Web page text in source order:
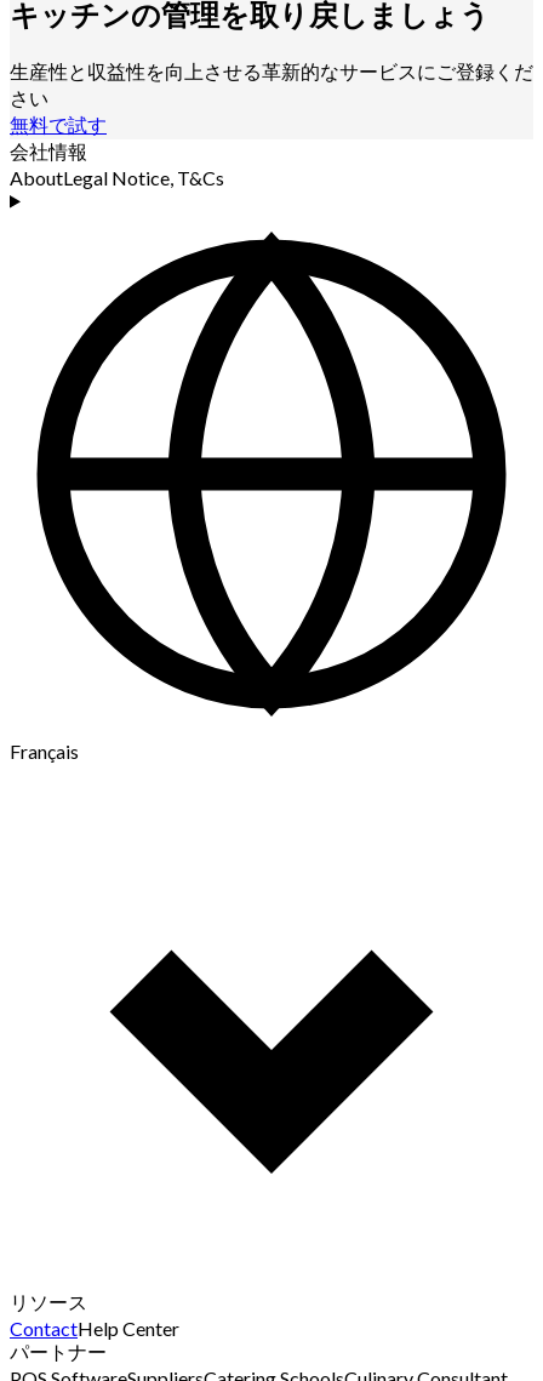
キッチンの管理を取り戻しましょう
生産性と収益性を向上させる革新的なサービスにご登録くだ
さい
無料で試す
会社情報
AboutLegal Notice, T&Cs
Français
リソース
ContactHelp Center
パートナー